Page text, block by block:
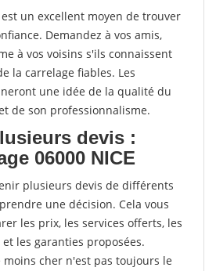
un excellent moyen de trouver
Demandez à vos amis,
à vos voisins s'ils connaissent
la carrelage fiables. Les
une idée de la qualité du
de son professionnalisme.
devis :
06000 NICE
plusieurs devis de différents
une décision. Cela vous
les prix, les services offerts, les
les garanties proposées.
cher n'est pas toujours le